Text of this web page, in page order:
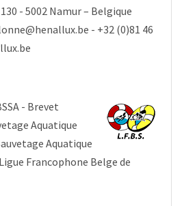
- 5002 Namur – Belgique
- +32 (0)81 46
- Brevet
Aquatique
Aquatique
Ligue Francophone Belge de